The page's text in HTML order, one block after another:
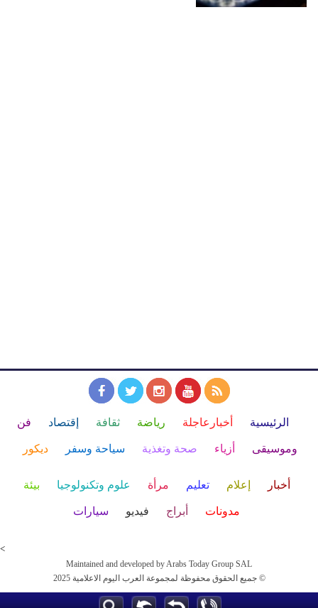
الرئيسية أخبارعاجلة رياضة ثقافة إقتصاد فن
وموسيقى أزياء صحة وتغذية سياحة وسفر ديكور
أخبار إعلام تعليم مرأة علوم وتكنولوجيا بيئة
مدونات أبراج فيديو سيارات
<
Maintained and developed by Arabs Today Group SAL
جميع الحقوق محفوظة لمجموعة العرب اليوم الاعلامية 2025 ©